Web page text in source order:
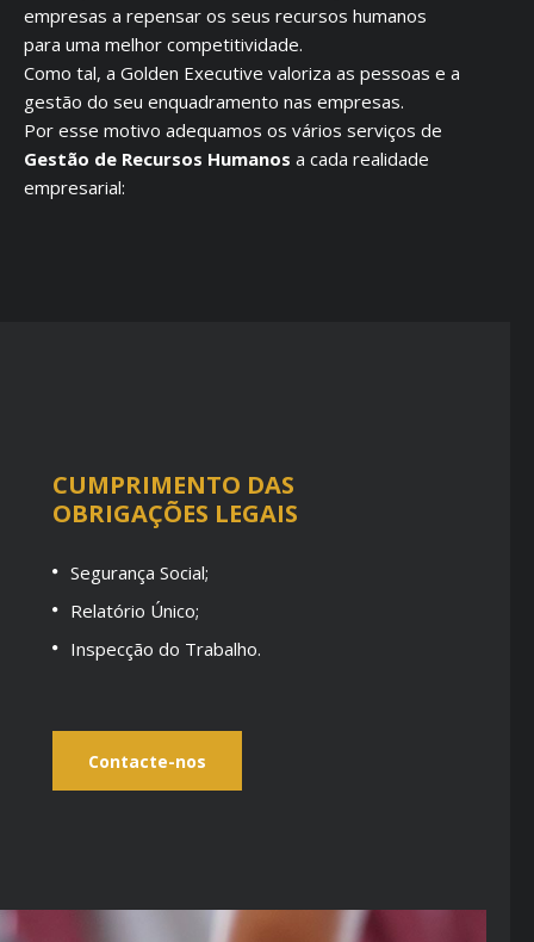
empresas a repensar os seus recursos humanos
para uma melhor competitividade.
Como tal, a Golden Executive valoriza as pessoas e a
gestão do seu enquadramento nas empresas.
Por esse motivo adequamos os vários serviços de
Gestão de Recursos Humanos a cada realidade
empresarial:
CUMPRIMENTO DAS
OBRIGAÇÕES LEGAIS
Segurança Social;
Relatório Único;
Inspecção do Trabalho.
Contacte-nos